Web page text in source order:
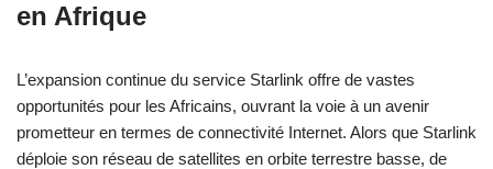
en Afrique
L’expansion continue du service Starlink offre de vastes
opportunités pour les Africains, ouvrant la voie à un avenir
prometteur en termes de connectivité Internet. Alors que Starlink
déploie son réseau de satellites en orbite terrestre basse, de